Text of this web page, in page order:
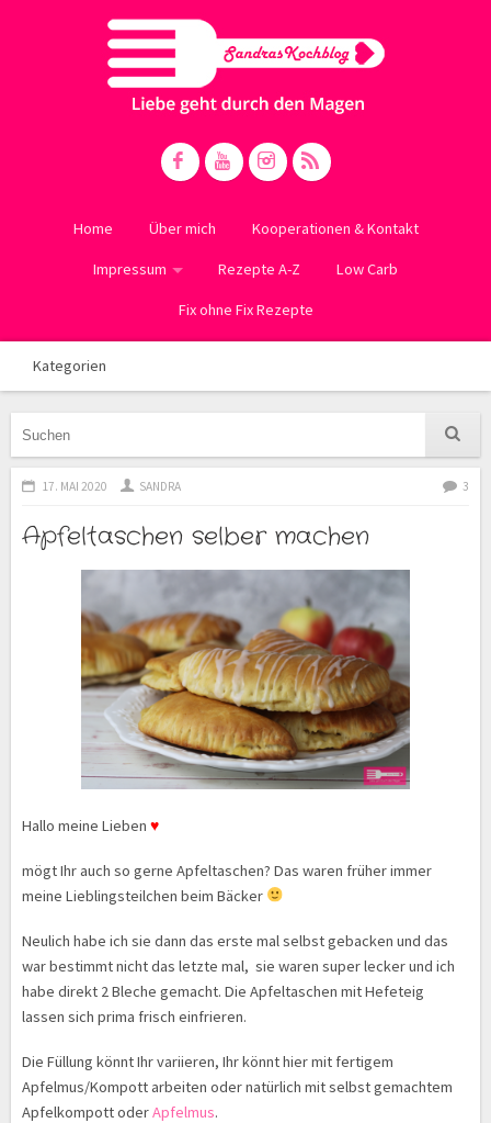
Home Über mich Kooperationen & Kontakt
Impressum Rezepte A-Z Low Carb
Fix ohne Fix Rezepte
Kategorien
17. MAI 2020 SANDRA 3
Apfeltaschen selber machen
Hallo meine Lieben ♥
mögt Ihr auch so gerne Apfeltaschen? Das waren früher immer
meine Lieblingsteilchen beim Bäcker
Neulich habe ich sie dann das erste mal selbst gebacken und das
war bestimmt nicht das letzte mal, sie waren super lecker und ich
habe direkt 2 Bleche gemacht. Die Apfeltaschen mit Hefeteig
lassen sich prima frisch einfrieren.
Die Füllung könnt Ihr variieren, Ihr könnt hier mit fertigem
Apfelmus/Kompott arbeiten oder natürlich mit selbst gemachtem
Apfelkompott oderApfelmus.